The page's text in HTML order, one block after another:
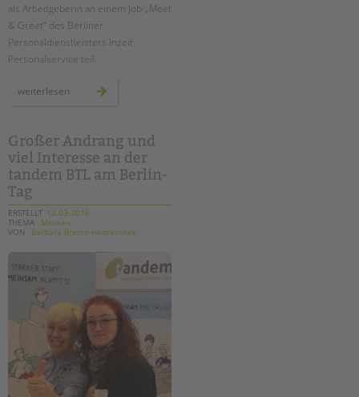
als Arbeitgeberin an einem Job-„Meet
& Greet“ des Berliner
Personaldienstleisters Inzeit
Personalservice teil.
weiterlesen "meet&
Großer Andrang und
viel Interesse an der
tandem BTL am Berlin-
Tag
ERSTELLT 12.03.2018
THEMA
Messen
VON
Barbara Brecht-Hadraschek